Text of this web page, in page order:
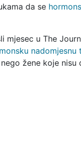
da se
mjesec u The
nadomjesnu
žene koje nisu